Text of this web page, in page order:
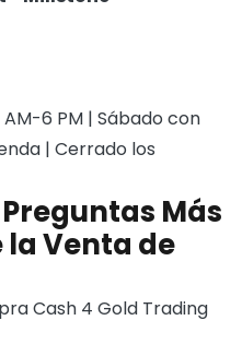
AM-6 PM | Sábado con
| Cerrado los
Más
la Venta de
Cash 4 Gold Trading